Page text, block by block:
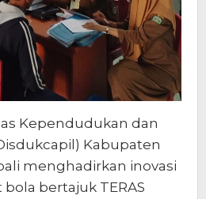
Kependudukan dan
Kabupaten
menghadirkan inovasi
bertajuk TERAS